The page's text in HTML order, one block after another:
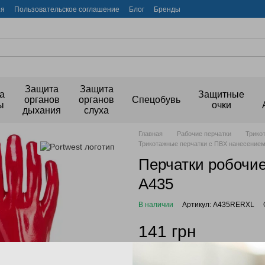
Пользовательское соглашение Блог Бренды
Защита
органов
дыхания
Защита
органов
слуха
Спецобувь
Защитные
очки
Главная Рабочие перчатки
Трикотажные перчатки с ПВХ
Перчатки
A435
В наличии Артикул: A435RERXL
141 грн